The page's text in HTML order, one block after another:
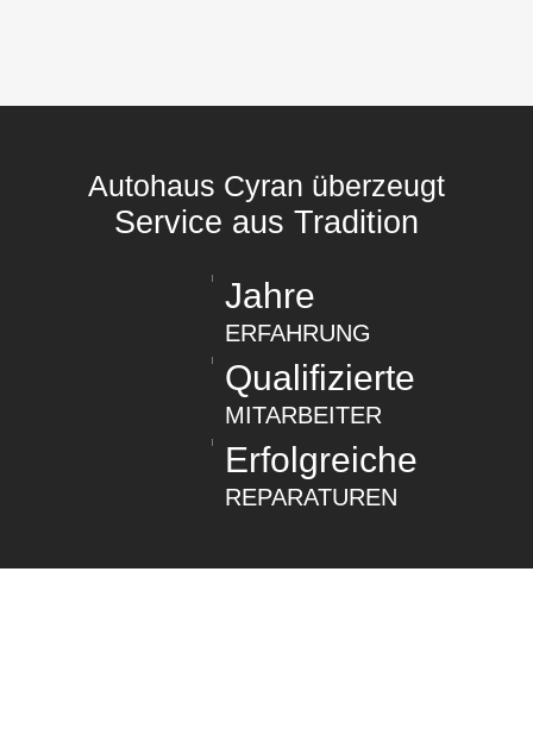
Autohaus Cyran überzeugt
Service aus Tradition
Jahre
ERFAHRUNG
Qualifizierte
MITARBEITER
Erfolgreiche
REPARATUREN